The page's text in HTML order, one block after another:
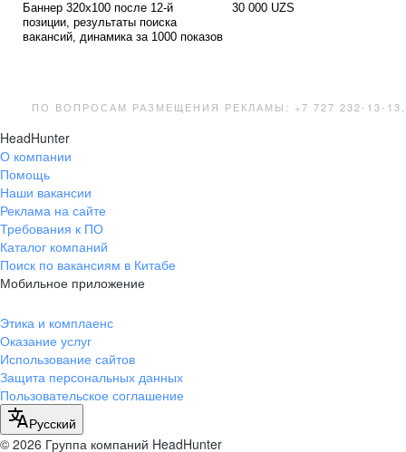
30 000 UZS
Баннер 320x100 после 12-й
позиции, результаты поиска
вакансий, динамика за 1000 показов
ПО ВОПРОСАМ РАЗМЕЩЕНИЯ РЕКЛАМЫ: +7 727 232-13-13,
HeadHunter
О компании
Помощь
Наши вакансии
Реклама на сайте
Требования к ПО
Каталог компаний
Поиск по вакансиям в Китабе
Мобильное приложение
Этика и комплаенс
Оказание услуг
Использование сайтов
Защита персональных данных
Пользовательское соглашение
Русский
© 2026 Группа компаний HeadHunter